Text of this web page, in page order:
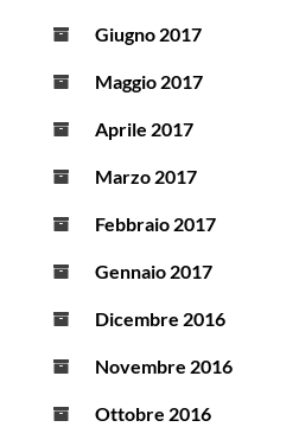
Giugno 2017
Maggio 2017
Aprile 2017
Marzo 2017
Febbraio 2017
Gennaio 2017
Dicembre 2016
Novembre 2016
Ottobre 2016